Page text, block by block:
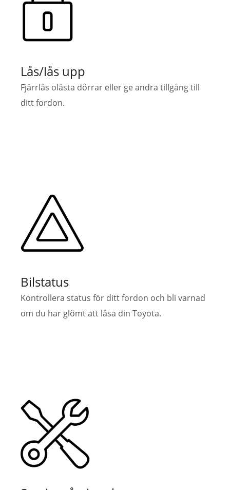
Lås/lås upp
Fjärrlås olåsta dörrar eller ge andra tillgång till
ditt fordon.
Bilstatus
Kontrollera status för ditt fordon och bli varnad
om du har glömt att låsa din Toyota.